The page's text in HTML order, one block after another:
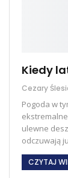
Kiedy
Cezary
Pogoda w
ulewne
odczuwają
CZYTAJ